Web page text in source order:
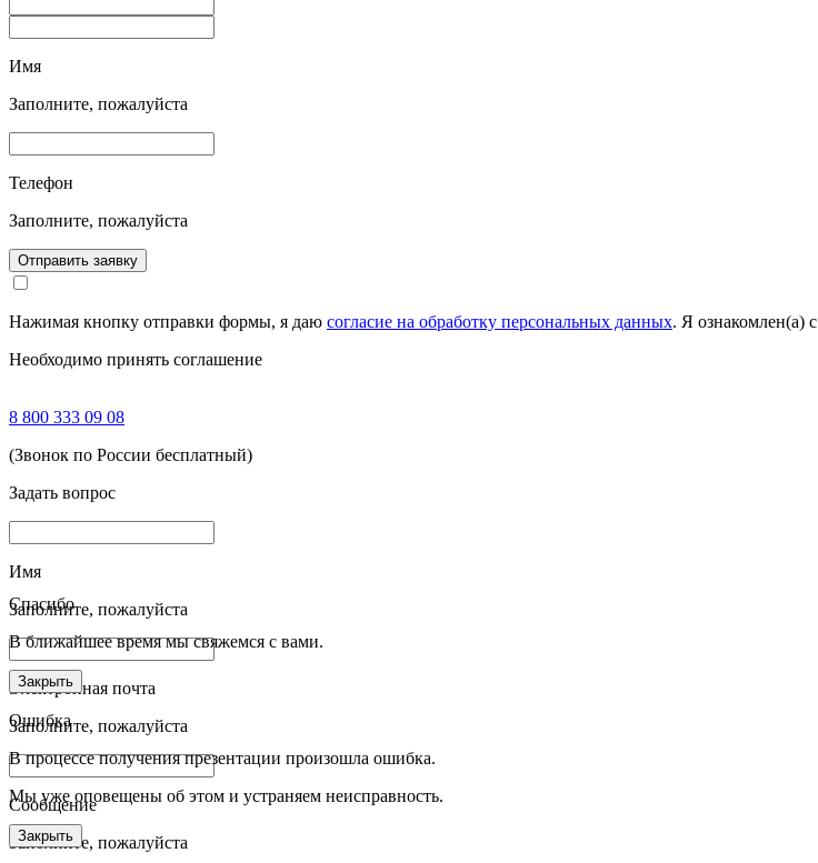
Имя
Заполните, пожалуйста
Телефон
Заполните, пожалуйста
Отправить заявку
Нажимая кнопку отправки формы, я даю согласие на обработку персональных данных. Я ознакомлен(а) с
Необходимо принять соглашение
8 800 333 09 08
(Звонок по России бесплатный)
Задать вопрос
Имя
Заполните, пожалуйста
Электронная почта
Заполните, пожалуйста
Сообщение
Заполните, пожалуйста
Спасибо
В ближайшее время мы свяжемся с вами.
Закрыть
Ошибка
В процессе получения презентации произошла ошибка.
Мы уже оповещены об этом и устраняем неисправность.
Закрыть